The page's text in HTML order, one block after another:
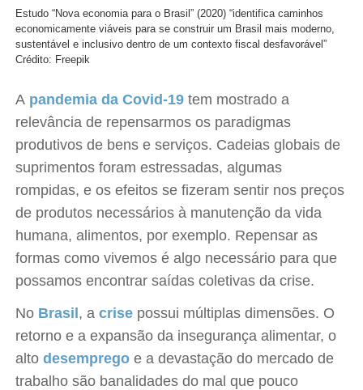
Estudo “Nova economia para o Brasil” (2020) “identifica caminhos
economicamente viáveis para se construir um Brasil mais moderno,
sustentável e inclusivo dentro de um contexto fiscal desfavorável”
Crédito: Freepik
A pandemia da Covid-19 tem mostrado a
relevância de repensarmos os paradigmas
produtivos de bens e serviços. Cadeias globais de
suprimentos foram estressadas, algumas
rompidas, e os efeitos se fizeram sentir nos preços
de produtos necessários à manutenção da vida
humana, alimentos, por exemplo. Repensar as
formas como vivemos é algo necessário para que
possamos encontrar saídas coletivas da crise.
No Brasil , acrise possui múltiplas dimensões. O
retorno e a expansão da insegurança alimentar, o
altodesemprego e a devastação do mercado de
trabalho são banalidades do mal que pouco